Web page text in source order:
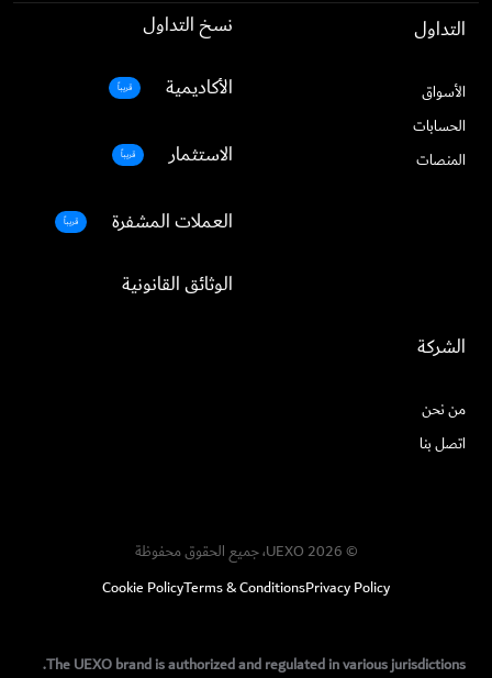
التداول
الأسواق
الحسابات
المنصات
نسخ التداول
قريباً الأكاديمية
قريباً الاستثمار
قريباً
العملات المشفرة
الوثائق القانونية
الشركة
من نحن
اتصل بنا
© UEXO 2026، جميع الحقوق محفوظة
Privacy Policy
Terms & Conditions
Cookie Policy
The UEXO brand is authorized and regulated in various jurisdictions.